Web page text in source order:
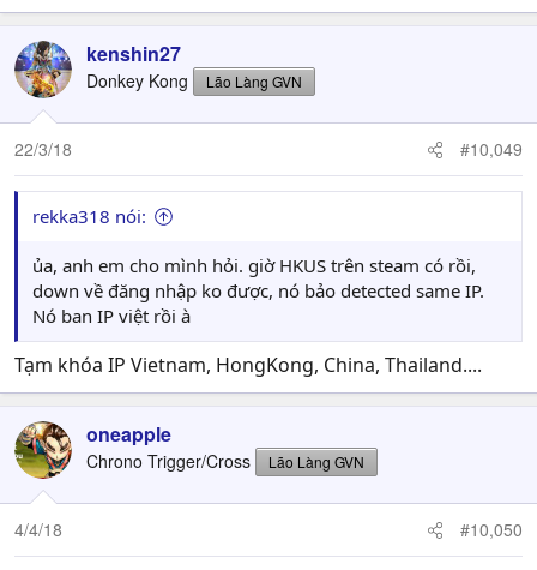
kenshin27
Donkey Kong Lão Làng GVN
22/3/18 #10,049
rekka318 nói:
ủa, anh em cho mình hỏi. giờ HKUS trên steam có rồi,
down về đăng nhập ko được, nó bảo detected same IP.
Nó ban IP việt rồi à
Tạm khóa IP Vietnam, HongKong, China, Thailand....
oneapple
Chrono Trigger/Cross Lão Làng GVN
4/4/18 #10,050